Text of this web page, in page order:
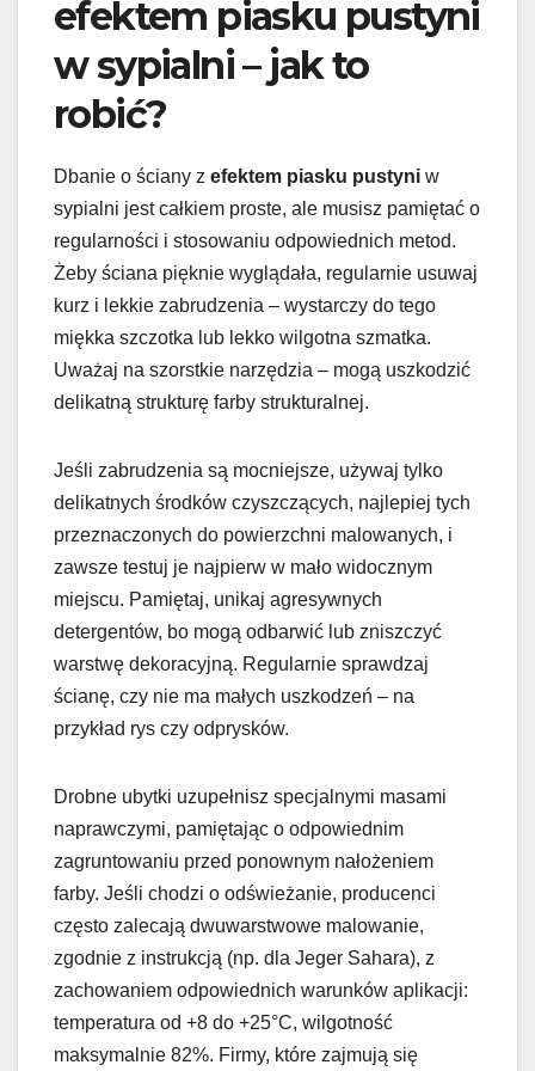
efektem piasku pustyni
w sypialni – jak to
robić?
Dbanie o ściany z efektem piasku pustyni w
sypialni jest całkiem proste, ale musisz pamiętać o
regularności i stosowaniu odpowiednich metod.
Żeby ściana pięknie wyglądała, regularnie usuwaj
kurz i lekkie zabrudzenia – wystarczy do tego
miękka szczotka lub lekko wilgotna szmatka.
Uważaj na szorstkie narzędzia – mogą uszkodzić
delikatną strukturę farby strukturalnej.
Jeśli zabrudzenia są mocniejsze, używaj tylko
delikatnych środków czyszczących, najlepiej tych
przeznaczonych do powierzchni malowanych, i
zawsze testuj je najpierw w mało widocznym
miejscu. Pamiętaj, unikaj agresywnych
detergentów, bo mogą odbarwić lub zniszczyć
warstwę dekoracyjną. Regularnie sprawdzaj
ścianę, czy nie ma małych uszkodzeń – na
przykład rys czy odprysków.
Drobne ubytki uzupełnisz specjalnymi masami
naprawczymi, pamiętając o odpowiednim
zagruntowaniu przed ponownym nałożeniem
farby. Jeśli chodzi o odświeżanie, producenci
często zalecają dwuwarstwowe malowanie,
zgodnie z instrukcją (np. dla Jeger Sahara), z
zachowaniem odpowiednich warunków aplikacji:
temperatura od +8 do +25°C, wilgotność
maksymalnie 82%. Firmy, które zajmują się